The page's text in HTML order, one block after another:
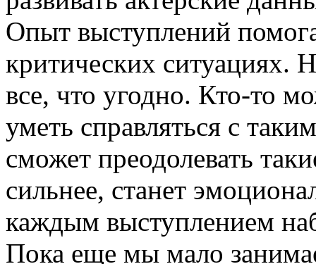
Опыт выступлений
критических ситуациях.
все, что угодно. Кто-то
уметь справляться с
сможет преодолевать
сильнее, станет
каждым выступлением
Пока еще мы мало